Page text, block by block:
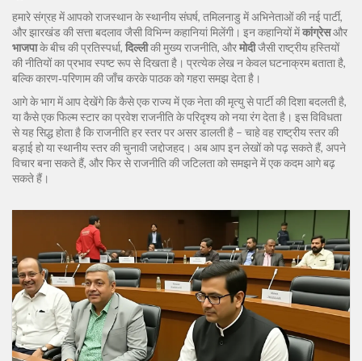
हमारे संग्रह में आपको राजस्थान के स्थानीय संघर्ष, तमिलनाडु में अभिनेताओं की नई पार्टी,
और झारखंड की सत्ता बदलाव जैसी विभिन्न कहानियां मिलेंगी। इन कहानियों मेंकांग्रेसऔर
भाजपाके बीच की प्रतिस्पर्धा, दिल्लीकी मुख्य राजनीति, औरमोदीजैसी राष्ट्रीय हस्तियों
की नीतियों का प्रभाव स्पष्ट रूप से दिखता है। प्रत्येक लेख न केवल घटनाक्रम बताता है,
बल्कि कारण‑परिणाम की जाँच करके पाठक को गहरा समझ देता है।
आगे के भाग में आप देखेंगे कि कैसे एक राज्य में एक नेता की मृत्यु से पार्टी की दिशा बदलती है,
या कैसे एक फिल्म स्टार का प्रवेश राजनीति के परिदृश्य को नया रंग देता है। इस विविधता
से यह सिद्ध होता है कि राजनीति हर स्तर पर असर डालती है – चाहे वह राष्ट्रीय स्तर की
बड़ाई हो या स्थानीय स्तर की चुनावी जद्दोजहद। अब आप इन लेखों को पढ़ सकते हैं, अपने
विचार बना सकते हैं, और फिर से राजनीति की जटिलता को समझने में एक कदम आगे बढ़
सकते हैं।